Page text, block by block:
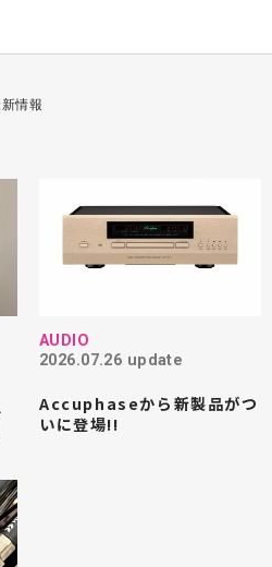
情報
AUDIO
2026.07.26 update
Accuphaseから新製品がつ
いに登場!!